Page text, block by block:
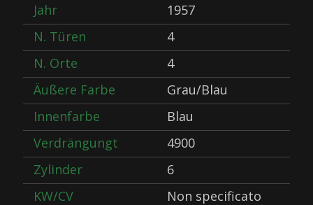
Jahr
1957
N. Türen
4
N. Orte
4
Äußere Farbe
Grau/Blau
Innenfarbe
Blau
Verdrängungt
4900
Zylinder
6
KW/CV
Non specificato